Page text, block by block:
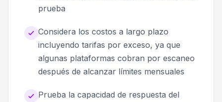
prueba
Considera los costos a largo plazo
incluyendo tarifas por exceso, ya que
algunas plataformas cobran por escaneo
después de alcanzar límites mensuales
Prueba la capacidad de respuesta del